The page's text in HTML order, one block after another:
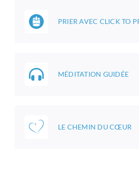
PRIER AVEC CLICK TO
MÉDITATION GUIDÉE
LE CHEMIN DU CŒUR